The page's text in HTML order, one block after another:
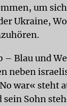
um sich
Ukraine,
– Blau und
neben
war« steht
sein Sohn